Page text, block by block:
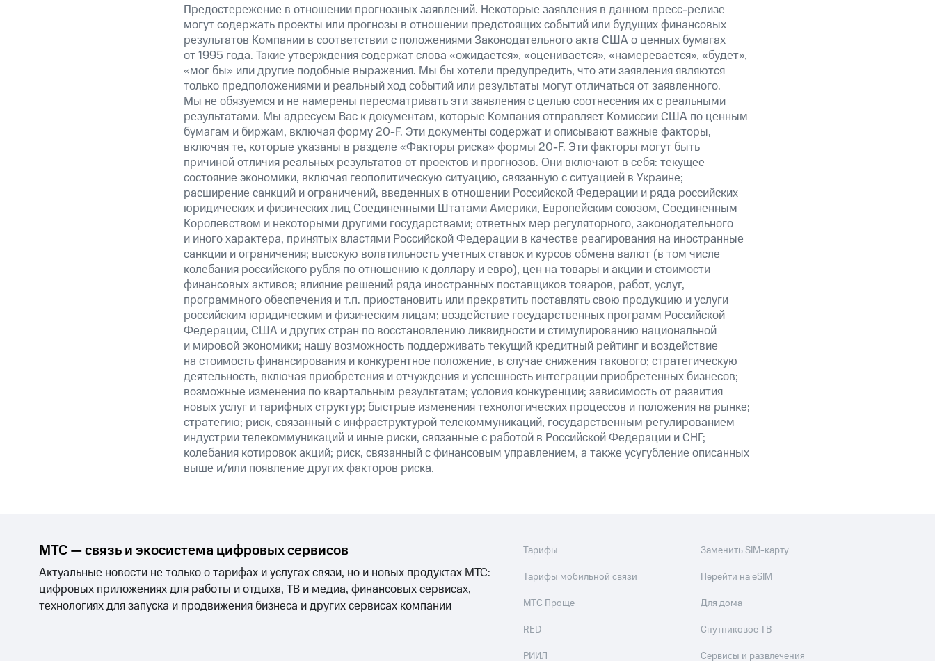
Предостережение в отношении прогнозных заявлений. Некоторые заявления в данном пресс-релизе
могут содержать проекты или прогнозы в отношении предстоящих событий или будущих финансовых
результатов Компании в соответствии с положениями Законодательного акта США о ценных бумагах
от 1995 года. Такие утверждения содержат слова «ожидается», «оценивается», «намеревается», «будет»,
«мог бы» или другие подобные выражения. Мы бы хотели предупредить, что эти заявления являются
только предположениями и реальный ход событий или результаты могут отличаться от заявленного.
Мы не обязуемся и не намерены пересматривать эти заявления с целью соотнесения их с реальными
результатами. Мы адресуем Вас к документам, которые Компания отправляет Комиссии США по ценным
бумагам и биржам, включая форму 20-F. Эти документы содержат и описывают важные факторы,
включая те, которые указаны в разделе «Факторы риска» формы 20-F. Эти факторы могут быть
причиной отличия реальных результатов от проектов и прогнозов. Они включают в себя: текущее
состояние экономики, включая геополитическую ситуацию, связанную с ситуацией в Украине;
расширение санкций и ограничений, введенных в отношении Российской Федерации и ряда российских
юридических и физических лиц Соединенными Штатами Америки, Европейским союзом, Соединенным
Королевством и некоторыми другими государствами; ответных мер регуляторного, законодательного
и иного характера, принятых властями Российской Федерации в качестве реагирования на иностранные
санкции и ограничения; высокую волатильность учетных ставок и курсов обмена валют (в том числе
колебания российского рубля по отношению к доллару и евро), цен на товары и акции и стоимости
финансовых активов; влияние решений ряда иностранных поставщиков товаров, работ, услуг,
программного обеспечения и т.п. приостановить или прекратить поставлять свою продукцию и услуги
российским юридическим и физическим лицам; воздействие государственных программ Российской
Федерации, США и других стран по восстановлению ликвидности и стимулированию национальной
и мировой экономики; нашу возможность поддерживать текущий кредитный рейтинг и воздействие
на стоимость финансирования и конкурентное положение, в случае снижения такового; стратегическую
деятельность, включая приобретения и отчуждения и успешность интеграции приобретенных бизнесов;
возможные изменения по квартальным результатам; условия конкуренции; зависимость от развития
новых услуг и тарифных структур; быстрые изменения технологических процессов и положения на рынке;
стратегию; риск, связанный с инфраструктурой телекоммуникаций, государственным регулированием
индустрии телекоммуникаций и иные риски, связанные с работой в Российской Федерации и СНГ;
колебания котировок акций; риск, связанный с финансовым управлением, а также усугубление описанных
выше и/или появление других факторов риска.
МТС — связь и экосистема цифровых сервисов
Актуальные новости не только о тарифах и услугах связи, но и новых продуктах МТС:
цифровых приложениях для работы и отдыха, ТВ и медиа, финансовых сервисах,
технологиях для запуска и продвижения бизнеса и других сервисах компании
Тарифы
Тарифы мобильной связи
МТС Проще
RED
РИИЛ
Заменить SIM-карту
Перейти на eSIM
Для дома
Спутниковое ТВ
Сервисы и развлечения